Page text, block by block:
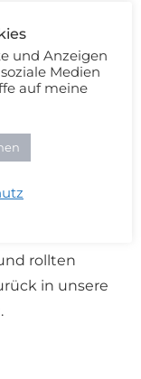
für Prag:
mehr in
zu Wein über.
befindet sich
rollten
in unsere
und Anzeigen
Medien
auf meine